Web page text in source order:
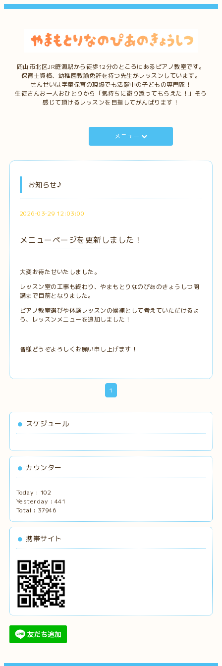
岡山市北区JR庭瀬駅から徒歩12分のところにあるピアノ教室です。
保育士資格、幼稚園教諭免許を持つ先生がレッスンしています。
せんせいは学童保育の現場でも活躍中の子どもの専門家！
生徒さんお一人おひとりから「気持ちに寄り添ってもらえた！」そう
感じて頂けるレッスンを目指してがんばります！
メニュー
お知らせ♪
2026-03-29 12:03:00
メニューページを更新しました！
大変お待たせいたしました。
レッスン室の工事も終わり、やまもとりなのぴあのきょうしつ開
講まで目前となりました。
ピアノ教室選びや体験レッスンの候補として考えていただけるよ
う、レッスンメニューを追加しました！
皆様どうぞよろしくお願い申し上げます！
1
スケジュール
カウンター
Today : 102
Yesterday : 441
Total : 37946
携帯サイト